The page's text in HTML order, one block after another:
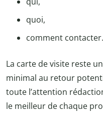
quoi,
comment contacter.
La carte de visite reste
minimal au retour
toute l’attention
le meilleur de chaque